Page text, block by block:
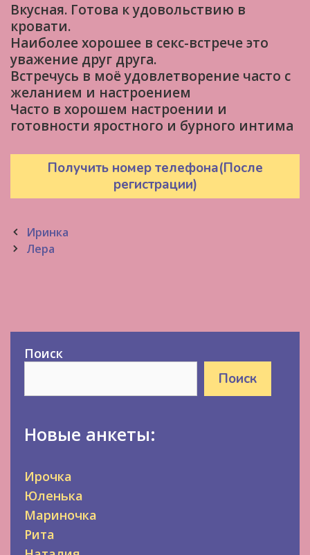
Вкусная. Готова к удовольствию в
кровати.
Наиболее хорошее в секс-встрече это
уважение друг друга.
Встречусь в моё удовлетворение часто с
желанием и настроением
Часто в хорошем настроении и
готовности яростного и бурного интима
Получить номер телефона(После
регистрации)
Post
navigation
Иринка
Лера
Поиск
Поиск
Новые анкеты:
Ирочка
Юленька
Мариночка
Рита